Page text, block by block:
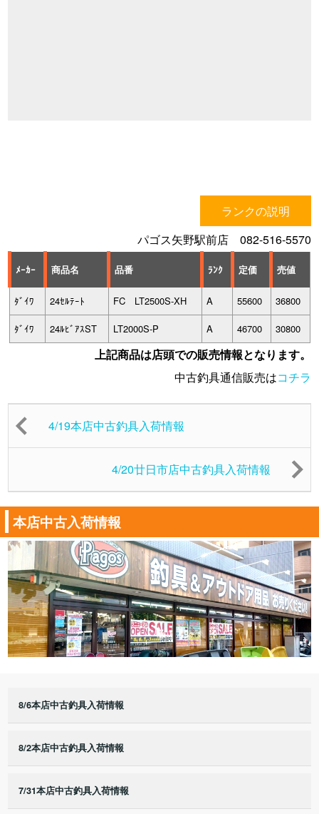
ランクの説明
パゴス矢野駅前店 082-516-5570
ﾒｰｶｰ 商品名 品番 ﾗﾝｸ 定価 売値
ﾀﾞｲﾜ 24ｾﾙﾃｰﾄ FC LT2500S-XH A 55600 36800
ﾀﾞｲﾜ 24ﾙﾋﾞｱｽST LT2000S-P A 46700 30800
上記商品は店頭での販売情報となります。
中古釣具通信販売はコチラ
4/19本店中古釣具入荷情報
4/20廿日市店中古釣具入荷情報
本店中古入荷情報
8/6本店中古釣具入荷情報
8/2本店中古釣具入荷情報
7/31本店中古釣具入荷情報